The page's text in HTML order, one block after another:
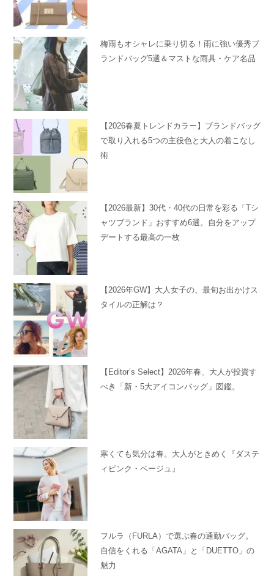
梅雨もオシャレに乗り切る！雨に強い優秀ブ
ランドバッグ5選＆マストな雨具・ケア名品
【2026春夏トレンドカラー】ブランドバッグ
で取り入れる5つの主役色と大人の着こなし
術
【2026最新】30代・40代の日常を彩る「Tシ
ャツブランド」おすすめ6選。自分をアップ
デートする最高の一枚
【2026年GW】大人女子の、最旬お出かけス
タイルの正解は？
【Editor’s Select】2026年春、大人が投資す
べき「新・5大アイコンバッグ」図鑑。
寒くても気分は春。大人がときめく『ダステ
ィピンク・ベージュ』
フルラ（FURLA）で選ぶ春の通勤バッグ。
自信をくれる「AGATA」と「DUETTO」の
魅力